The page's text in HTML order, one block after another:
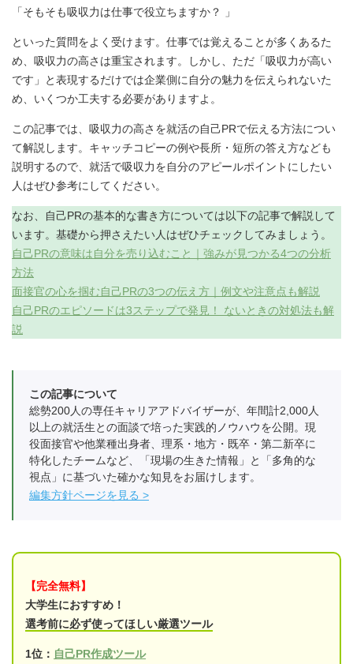
「そもそも吸収力は仕事で役立ちますか？ 」
といった質問をよく受けます。仕事では覚えることが多くあるた
め、吸収力の高さは重宝されます。しかし、ただ「吸収力が高い
です」と表現するだけでは企業側に自分の魅力を伝えられないた
め、いくつか工夫する必要がありますよ。
この記事では、吸収力の高さを就活の自己PRで伝える方法につい
て解説します。キャッチコピーの例や長所・短所の答え方なども
説明するので、就活で吸収力を自分のアピールポイントにしたい
人はぜひ参考にしてください。
なお、自己PRの基本的な書き方については以下の記事で解説して
います。基礎から押さえたい人はぜひチェックしてみましょう。
自己PRの意味は自分を売り込むこと｜強みが見つかる4つの分析
方法
面接官の心を掴む自己PRの3つの伝え方｜例文や注意点も解説
自己PRのエピソードは3ステップで発見！ ないときの対処法も解
説
この記事について
総勢200人の専任キャリアアドバイザーが、年間計2,000人
以上の就活生との面談で培った実践的ノウハウを公開。現
役面接官や他業種出身者、理系・地方・既卒・第二新卒に
特化したチームなど、「現場の生きた情報」と「多角的な
視点」に基づいた確かな知見をお届けします。
編集方針ページを見る
【完全無料】
大学生におすすめ！
選考前に必ず使ってほしい厳選ツール
1位： 自己PR作成ツール